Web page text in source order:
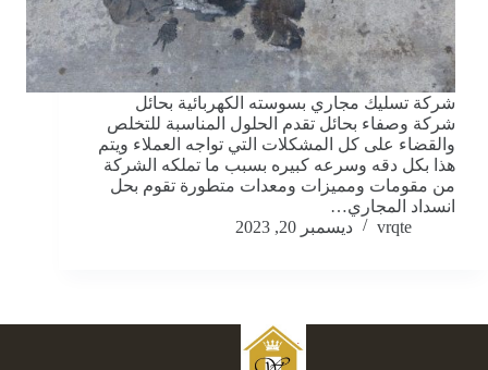
شركة تسليك مجاري بسوسته الكهربائية بحائل
شركة وصفاء بحائل تقدم الحلول المناسبة للتخلص
والقضاء على كل المشكلات التي تواجه العملاء ويتم
هذا بكل دقه وسرعه كبيره بسبب ما تملكه الشركة
من مقومات ومميزات ومعدات متطورة تقوم بحل
انسداد المجاري…
vrqte
ديسمبر 20, 2023